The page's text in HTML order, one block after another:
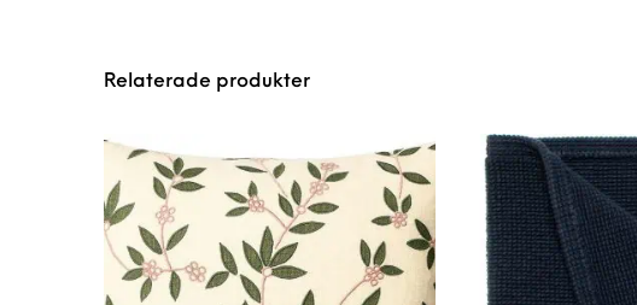
Relaterade produkter